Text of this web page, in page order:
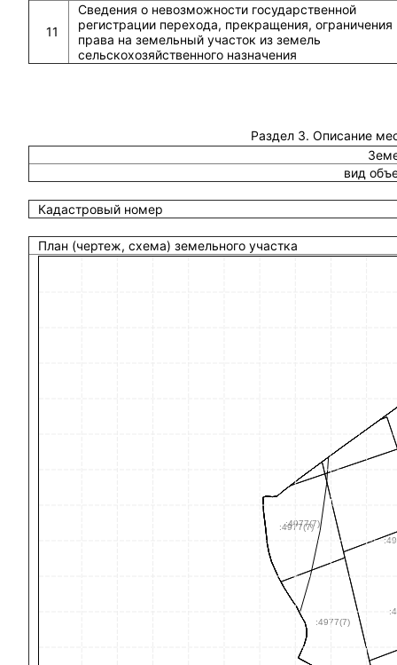
11
Сведения о невозможности государственной
регистрации перехода, прекращения, ограничения
права на земельный участок из земель
сельскохозяйственного назначения
Раздел 3. Описание
вид
Кадастровый номер
План (чертеж, схема) земельного участка